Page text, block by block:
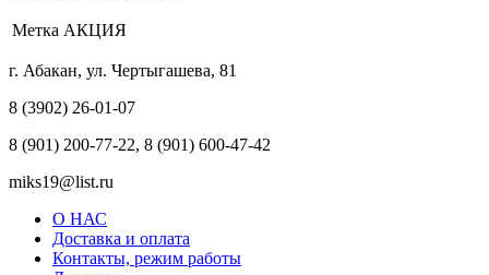
Метка АКЦИЯ
г. Абакан, ул. Чертыгашева, 81
8 (3902) 26-01-07
8 (901) 200-77-22, 8 (901) 600-47-42
miks19@list.ru
О НАС
Доставка и оплата
Контакты, режим работы